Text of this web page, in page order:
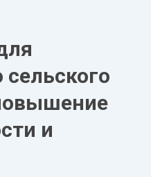
сельского
и